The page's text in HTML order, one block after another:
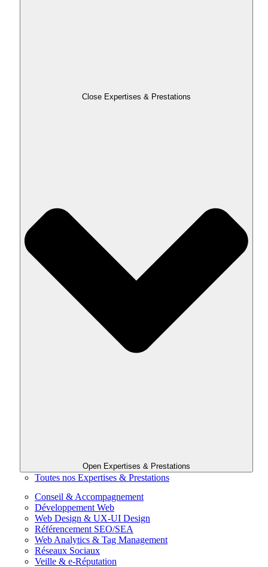
Close Expertises & Prestations
Open Expertises & Prestations
Toutes nos Expertises & Prestations
Conseil & Accompagnement
Développement Web
Web Design & UX-UI Design
Référencement SEO/SEA
Web Analytics & Tag Management
Réseaux Sociaux
Veille & e-Réputation